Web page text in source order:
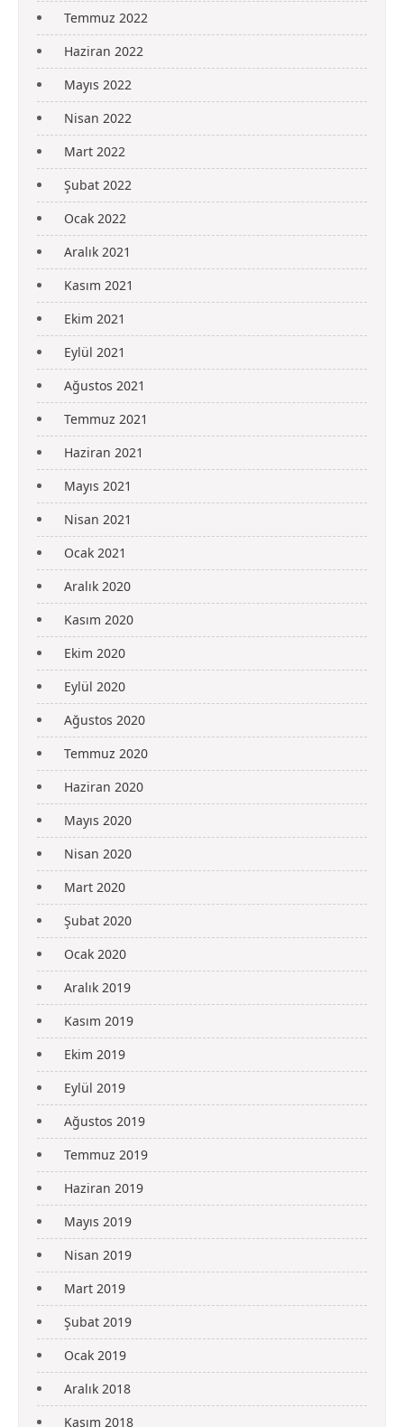
Temmuz 2022
Haziran 2022
Mayıs 2022
Nisan 2022
Mart 2022
Şubat 2022
Ocak 2022
Aralık 2021
Kasım 2021
Ekim 2021
Eylül 2021
Ağustos 2021
Temmuz 2021
Haziran 2021
Mayıs 2021
Nisan 2021
Ocak 2021
Aralık 2020
Kasım 2020
Ekim 2020
Eylül 2020
Ağustos 2020
Temmuz 2020
Haziran 2020
Mayıs 2020
Nisan 2020
Mart 2020
Şubat 2020
Ocak 2020
Aralık 2019
Kasım 2019
Ekim 2019
Eylül 2019
Ağustos 2019
Temmuz 2019
Haziran 2019
Mayıs 2019
Nisan 2019
Mart 2019
Şubat 2019
Ocak 2019
Aralık 2018
Kasım 2018